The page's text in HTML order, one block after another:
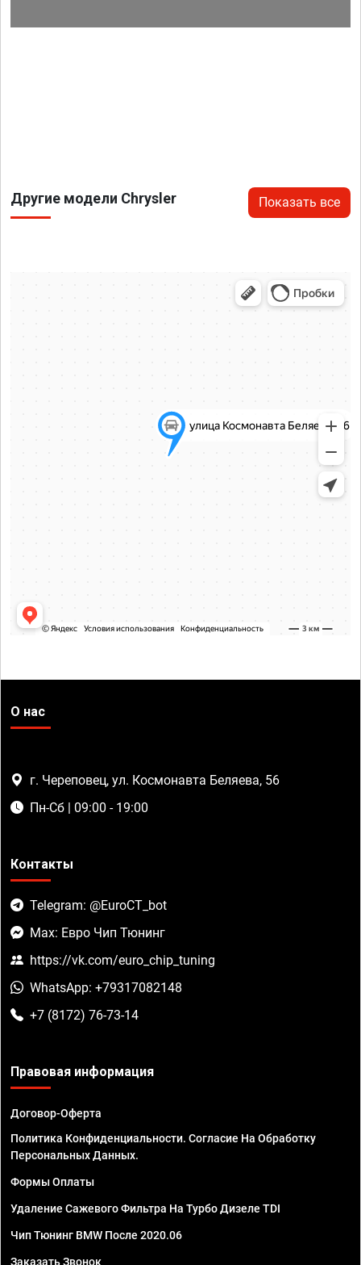
Другие модели Chrysler Показать все
О нас
г. Череповец, ул. Космонавта Беляева, 56
Пн-Сб | 09:00 - 19:00
Контакты
Telegram: @EuroCT_bot
Max: Евро Чип Тюнинг
https://vk.com/euro_chip_tuning
WhatsApp: +79317082148
+7 (8172) 76-73-14
Правовая информация
Договор-Оферта
Политика Конфиденциальности. Согласие На Обработку
Персональных Данных.
Формы Оплаты
Удаление Сажевого Фильтра На Турбо Дизеле TDI
Чип Тюнинг BMW После 2020.06
Заказать Звонок